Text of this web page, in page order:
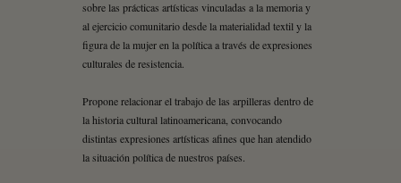
sobre las prácticas artísticas vinculadas a la memoria y
al ejercicio comunitario desde la materialidad textil y la
figura de la mujer en la política a través de expresiones
culturales de resistencia.
Propone relacionar el trabajo de las arpilleras dentro de
la historia cultural latinoamericana, convocando
distintas expresiones artísticas afines que han atendido
la situación política de nuestros países.